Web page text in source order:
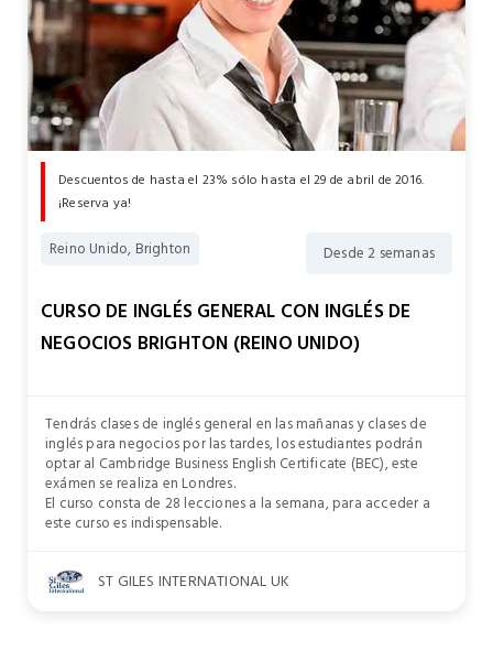
Descuentos de hasta el 23% sólo hasta el 29 de abril de 2016.
¡Reserva ya!
Reino Unido, Brighton Desde 2 semanas
CURSO DE INGLÉS GENERAL CON INGLÉS DE
NEGOCIOS BRIGHTON (REINO UNIDO)
Tendrás clases de inglés general en las mañanas y clases de
inglés para negocios por las tardes, los estudiantes podrán
optar al Cambridge Business English Certificate (BEC), este
exámen se realiza en Londres.
El curso consta de 28 lecciones a la semana, para acceder a
este curso es indispensable.
ST GILES INTERNATIONAL UK